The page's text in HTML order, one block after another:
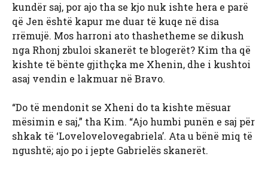
kundër saj, por ajo tha se kjo nuk ishte hera e parë
që Jen është kapur me duar të kuqe në disa
rrëmujë. Mos harroni ato thashetheme se dikush
nga Rhonj zbuloi skanerët te blogerët? Kim tha që
kishte të bënte gjithçka me Xhenin, dhe i kushtoi
asaj vendin e lakmuar në Bravo.
“Do të mendonit se Xheni do ta kishte mësuar
mësimin e saj,” tha Kim. “Ajo humbi punën e saj për
shkak të ‘Lovelovelovegabriela’. Ata u bënë miq të
ngushtë; ajo po i jepte Gabrielës skanerët.